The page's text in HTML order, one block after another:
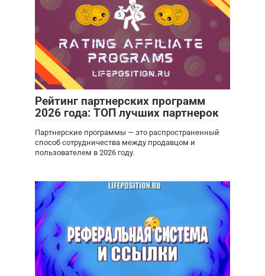
Рейтинг партнерских программ
2026 года: ТОП лучших партнерок
Партнерские программы — это распространенный
способ сотрудничества между продавцом и
пользователем в 2026 году.